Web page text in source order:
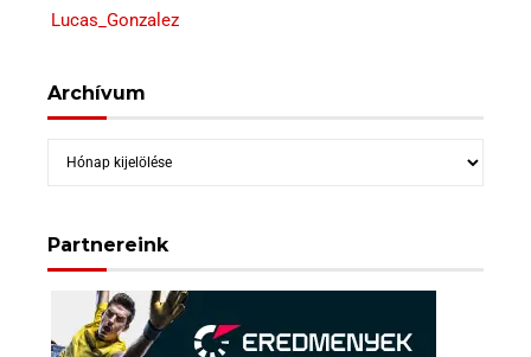
Lucas_Gonzalez
Archívum
Archívum
Partnereink